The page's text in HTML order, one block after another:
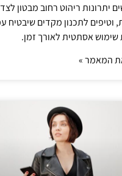
יתרונות ריהוט רחוב מבטון
וטיפים לתכנון מקדים שיבטיח
שימוש אסתטית לאורך זמן.
המאמר »